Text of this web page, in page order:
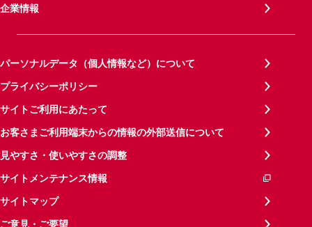
企業情報
パーソナルデータ（個人情報など）について
プライバシーポリシー
サイトご利用にあたって
お客さまご利用端末からの情報の外部送信について
見やすさ・使いやすさの調整
サイトメンテナンス情報
サイトマップ
ご意見・ご要望